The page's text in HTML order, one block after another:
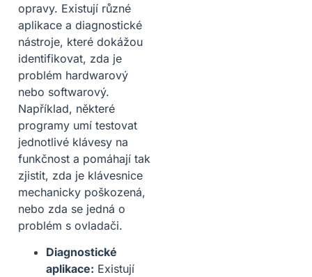
opravy. Existují různé
aplikace a diagnostické
nástroje, které dokážou
identifikovat, zda je
problém hardwarový
nebo softwarový.
Například, některé
programy umí testovat
jednotlivé klávesy na
funkčnost a pomáhají tak
zjistit, zda je klávesnice
mechanicky poškozená,
nebo zda se jedná o
problém s ovladači.
Diagnostické
aplikace: Existují